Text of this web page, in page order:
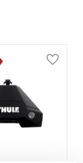
Lägg